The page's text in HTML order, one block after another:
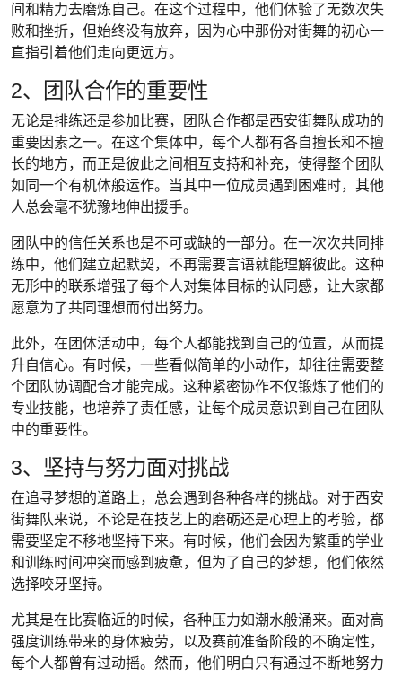
间和精力去磨炼自己。在这个过程中，他们体验了无数次失
败和挫折，但始终没有放弃，因为心中那份对街舞的初心一
直指引着他们走向更远方。
2、团队合作的重要性
无论是排练还是参加比赛，团队合作都是西安街舞队成功的
重要因素之一。在这个集体中，每个人都有各自擅长和不擅
长的地方，而正是彼此之间相互支持和补充，使得整个团队
如同一个有机体般运作。当其中一位成员遇到困难时，其他
人总会毫不犹豫地伸出援手。
团队中的信任关系也是不可或缺的一部分。在一次次共同排
练中，他们建立起默契，不再需要言语就能理解彼此。这种
无形中的联系增强了每个人对集体目标的认同感，让大家都
愿意为了共同理想而付出努力。
此外，在团体活动中，每个人都能找到自己的位置，从而提
升自信心。有时候，一些看似简单的小动作，却往往需要整
个团队协调配合才能完成。这种紧密协作不仅锻炼了他们的
专业技能，也培养了责任感，让每个成员意识到自己在团队
中的重要性。
3、坚持与努力面对挑战
在追寻梦想的道路上，总会遇到各种各样的挑战。对于西安
街舞队来说，不论是在技艺上的磨砺还是心理上的考验，都
需要坚定不移地坚持下来。有时候，他们会因为繁重的学业
和训练时间冲突而感到疲惫，但为了自己的梦想，他们依然
选择咬牙坚持。
尤其是在比赛临近的时候，各种压力如潮水般涌来。面对高
强度训练带来的身体疲劳，以及赛前准备阶段的不确定性，
每个人都曾有过动摇。然而，他们明白只有通过不断地努力